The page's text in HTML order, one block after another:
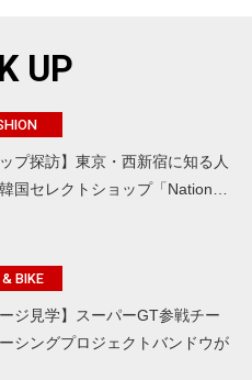
UP
ップ探訪】東京・西新宿に知る人
国セレクトショップ「Nation…
BIKE
ージ見学】スーパーGT参戦チー
シングプロジェクトバンドウが